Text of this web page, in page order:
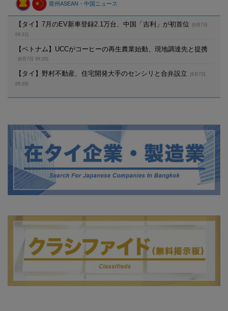
亜州ASEAN・中国ニュース
【タイ】7月のEV新車登録2.1万台、中国「吉利」が初首位
(8月7日
09:21)
【ベトナム】UCCがコーヒーの再生農業始動、現地調達先と提携
(8月7日 09:20)
【タイ】野村不動産、住宅開発大手のセンシリと合弁設立
(8月7日
09:20)